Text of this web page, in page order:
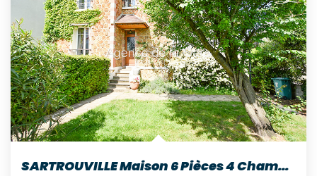
SARTROUVILLE Maison 6 Pièces 4 Chambres Terrain 410 M²...